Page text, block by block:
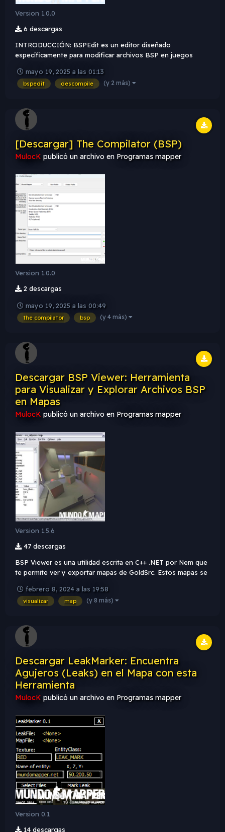
Version 1.0.0
6 descargas
INTRODUCCIÓN: BSPEdit es un editor diseñado
específicamente para modificar archivos BSP en juegos
usuarios ajustar y personalizar el comportamiento de las
entidades dentro de los mapas sin necesidad de
mayo 19, 2025 a las 01:13
bspedit descompile (y 2 más)
[Descargar] The Compilator (BSP)
MulocK publicó un archivo en Programas mapper
Version 1.0.0
2 descargas
mayo 19, 2025 a las 00:49
the compilator bsp (y 4 más)
Descargar BSP Viewer: Herramienta
para Visualizar y Explorar Archivos BSP
en Mapas
MulocK publicó un archivo en Programas mapper
Version 1.5.6
47 descargas
BSP Viewer es una utilidad escrita en C++ .NET por Nem que
te permite ver y exportar mapas de GoldSrc. Estos mapas se
los mapas de GoldSrc no contienen tanta información sobre
la estructura de los objetos como los mapas de Source, BSP
febrero 8, 2024 a las 19:58
visualizar map (y 8 más)
Descargar LeakMarker: Encuentra
Agujeros (Leaks) en el Mapa con esta
Herramienta
MulocK publicó un archivo en Programas mapper
Version 0.1
14 descargas